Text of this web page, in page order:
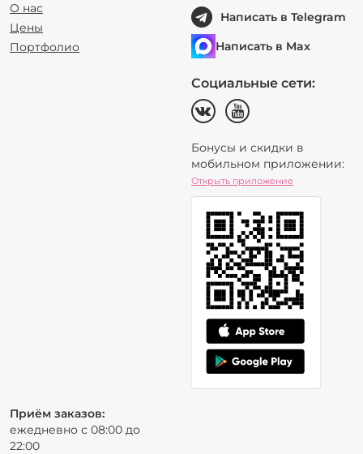
О нас
Цены
Портфолио
Написать в Telegram
Написать в Max
Социальные сети:
Бонусы и скидки в
мобильном приложении:
Открыть приложение
Приём заказов:
ежедневно с 08:00 до
22:00